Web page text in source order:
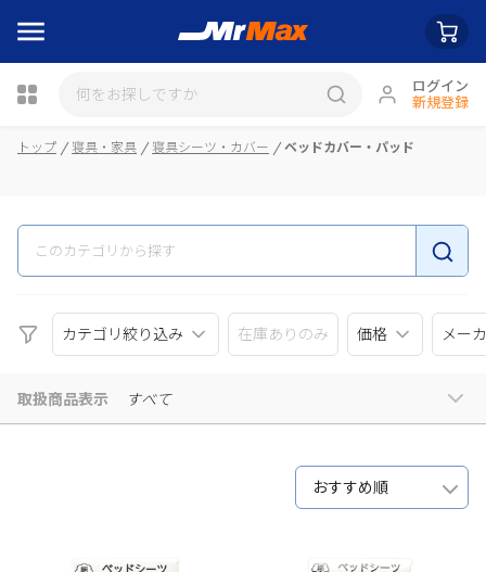
ログイン
新規登録
瓶詰
トップ 寝具・家具 寝具シーツ・カバー ベッドカバー・パッド
カテゴリ絞り込み 在庫ありのみ 価格 メー
取扱商品表示 すべて
おすすめ順